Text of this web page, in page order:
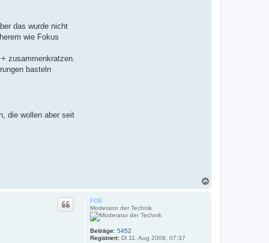
das wurde nicht
wie Fokus
zusammenkratzen.
basteln
die wollen aber seit
FOE
Moderator der Technik
Beiträge: 5452
Registriert: Di 11. Aug 2009, 07:37